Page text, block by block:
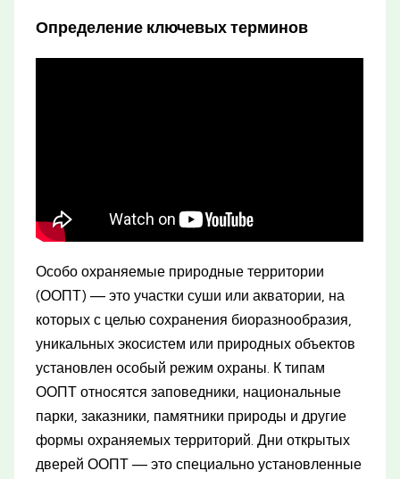
Определение ключевых терминов
Особо охраняемые природные территории
(ООПТ) — это участки суши или акватории, на
которых с целью сохранения биоразнообразия,
уникальных экосистем или природных объектов
установлен особый режим охраны. К типам
ООПТ относятся заповедники, национальные
парки, заказники, памятники природы и другие
формы охраняемых территорий. Дни открытых
дверей ООПТ — это специально установленные